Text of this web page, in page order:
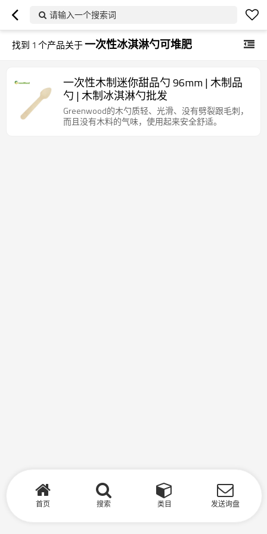
请输入一个搜索词
找到 1 个产品关于一次性冰淇淋勺可堆肥
一次性木制迷你甜品勺 96mm | 木制品
勺 | 木制冰淇淋勺批发
Greenwood的木勺质轻、光滑、没有劈裂跟毛刺，
而且没有木料的气味，使用起来安全舒适。
首页 搜索 类目 发送询盘